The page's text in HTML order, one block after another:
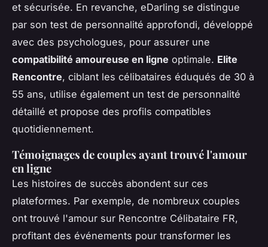
et sécurisée. En revanche, eDarling se distingue
par son test de personnalité approfondi, développé
avec des psychologues, pour assurer une
compatibilité amoureuse en ligne optimale. Elite
Rencontre, ciblant les célibataires éduqués de 30 à
55 ans, utilise également un test de personnalité
détaillé et propose des profils compatibles
quotidiennement.
Témoignages de couples ayant trouvé l'amour
en ligne
Les histoires de succès abondent sur ces
plateformes. Par exemple, de nombreux couples
ont trouvé l'amour sur Rencontre Célibataire FR,
profitant des événements pour transformer les